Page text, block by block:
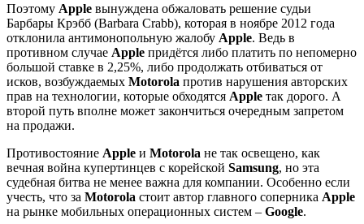
Поэтому Apple вынуждена обжаловать решение судьи
Барбары Крэбб (Barbara Crabb), которая в ноябре 2012 года
отклонила антимонопольную жалобу Apple. Ведь в
противном случае Apple придётся либо платить по непомерно
большой ставке в 2,25%, либо продолжать отбиваться от
исков, возбуждаемых Motorola против нарушения авторских
прав на технологии, которые обходятся Apple так дорого. А
второй путь вполне может закончиться очередным запретом
на продажи.
Противостояние Apple и Motorola не так освещено, как
вечная война купертинцев с корейской Samsung, но эта
судебная битва не менее важна для компании. Особенно если
учесть, что за Motorola стоит автор главного соперника Apple
на рынке мобильных операционных систем – Google.